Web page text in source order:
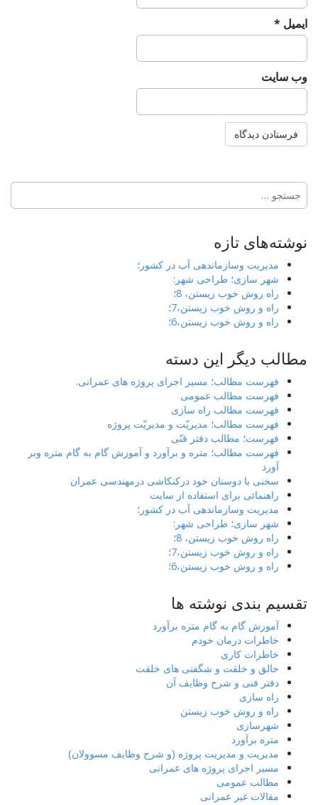
ایمیل *
وب‌ سایت
جستجو
برای:
نوشته‌های تازه
مدیریت وسازماندهی آب در کشور؛
شهر سازی؛ طراحی شهر:
راه روش خوب زیستن، 8؛
راه و روش خوب زیستن،7؛
راه و روش خوب زیستن،6؛
مطالب دیگر این دسته
فهرست مطالب؛ مسیر اجرای پروژه های عمرانی.
فهرست مطالب عمومی
فهرست مطالب راه سازی
فهرست مطالب؛ مدیریّت و مدیریّت پروژه
فهرست؛ مطالب دفتر فنّی
فهرست مطالب؛ متره و برآورد و آموزش گام به گام متره وبر
آورد
سخنی با دوستان خود درکنکاشی درمهندسی عمران
راهنمائی برای استفاده از سایت
مدیریت وسازماندهی آب در کشور؛
شهر سازی؛ طراحی شهر:
راه روش خوب زیستن، 8؛
راه و روش خوب زیستن،7؛
راه و روش خوب زیستن،6؛
تقسیم بندی نوشته ها
آموزش گام به گام متره برآورد
خاطرات درمان خودم
خاطرات کاری
خالق و خلقت و شگفتی های خلقت
دفتر فنی و شرح وظایف آن
راه سازی
راه و روش خوب زیستن
شهرسازی
متره برآورد
مدیریت و مدیریت پروژه (و شرح وظایف مسوولان)
مسیر اجرای پروژه های عمرانی
مطالب عمومی
مقالات غیر عمرانی